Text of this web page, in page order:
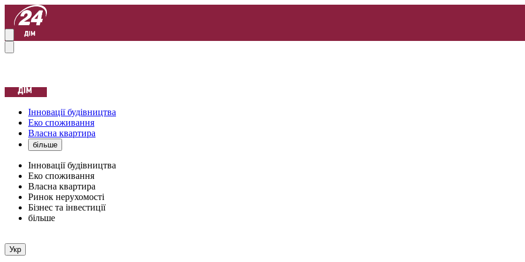
Інновації будівництва
Еко споживання
Власна квартира
більше
Інновації будівництва
Еко споживання
Власна квартира
Ринок нерухомості
Бізнес та інвестиції
більше
Укр